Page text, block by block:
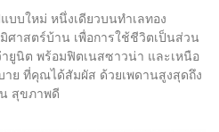
บบใหม่ หนึ่งเดียวบนทำเลทอง
ศาสตร์บ้าน เพื่อการใช้ชีวิตเป็นส่วน
ยูนิต พร้อมฟิตเนสซาวน่า และเหนือ
ย ที่คุณได้สัมผัส ด้วยเพดานสูงสุดถึง
สุขภาพดี